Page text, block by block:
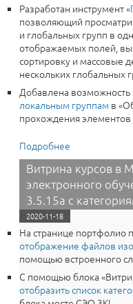
Разработан инструмент «
позволяющий
и глобальных групп в
отображаемых полей,
сортировку и массовые
нескольких глобальных
Добавлена возможность
локальным группам в
прохождения элементов
Подробнее
Улучшение
версии
Витрина курсов в
электронного
3.5.15a с
2020-11-18
На странице портфолио
отображение файлов
помощью встроенного
С помощью блока
отобразить список